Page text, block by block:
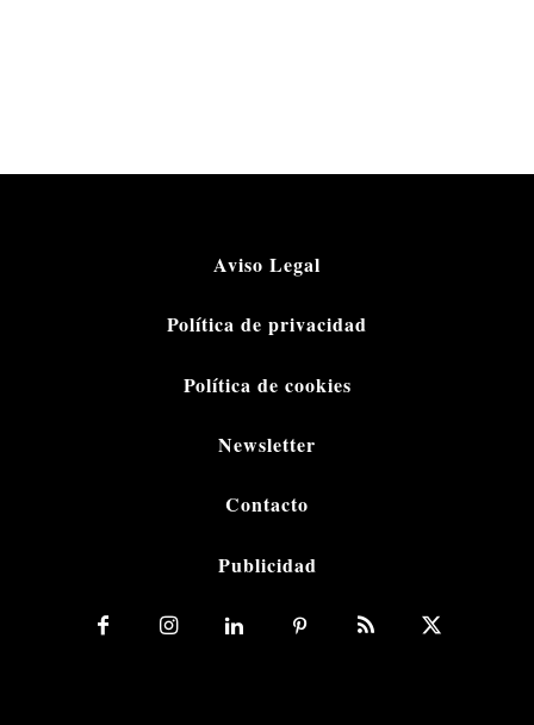
Aviso Legal
Política de privacidad
Política de cookies
Newsletter
Contacto
Publicidad